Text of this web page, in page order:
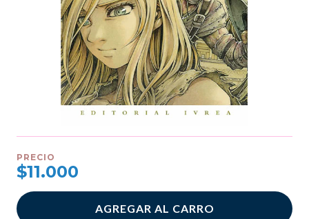
PRECIO
$11.000
AGREGAR AL CARRO